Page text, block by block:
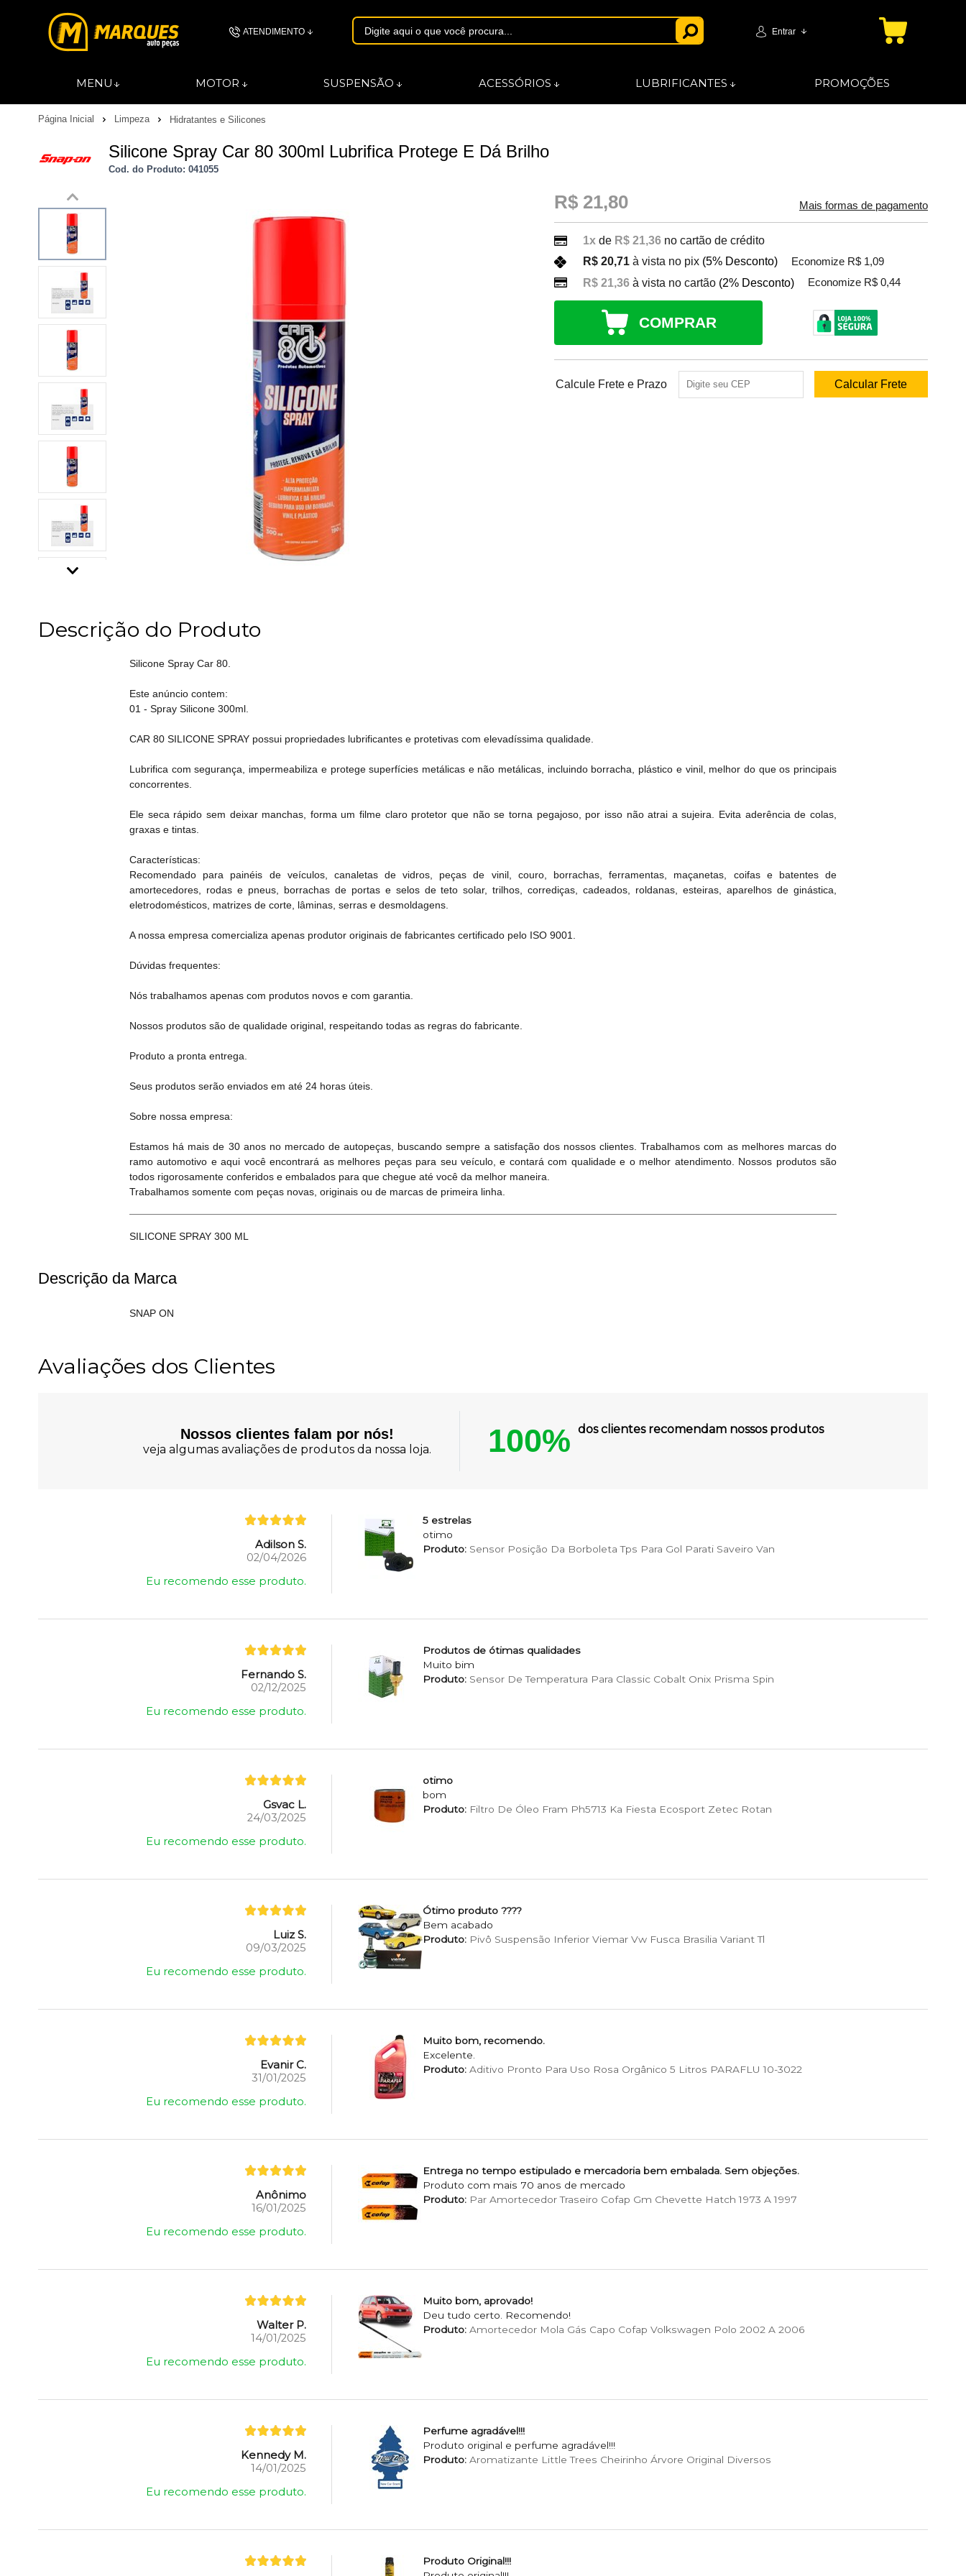
ATENDIMENTO Entrar
MENU MOTOR SUSPENSÃO ACESSÓRIOS LUBRIFICANTES PROMOÇÕES
Página Inicial Limpeza Hidratantes e Silicones
Silicone Spray Car 80 300ml Lubrifica Protege E Dá Brilho
Cod. do Produto: 041055
R$ 21,80 Mais formas de pagamento
1x de R$ 21,36 no cartão de crédito
R$ 20,71à vista no pix (5% Desconto) Economize R$ 1,09
R$ 21,36à vista no cartão (2% Desconto) Economize R$ 0,44
COMPRAR
Calcule Frete e Prazo
Descrição do Produto
Silicone Spray Car 80.
Este anúncio contem:
01 - Spray Silicone 300ml.
CAR 80 SILICONE SPRAY possui propriedades lubrificantes e protetivas com elevadíssima qualidade.
Lubrifica com segurança, impermeabiliza e protege superfícies metálicas e não metálicas, incluindo borracha, plástico e vinil, melhor do que os principais
concorrentes.
Ele seca rápido sem deixar manchas, forma um filme claro protetor que não se torna pegajoso, por isso não atrai a sujeira. Evita aderência de colas,
graxas e tintas.
Características:
Recomendado para painéis de veículos, canaletas de vidros, peças de vinil, couro, borrachas, ferramentas, maçanetas, coifas e batentes de
amortecedores, rodas e pneus, borrachas de portas e selos de teto solar, trilhos, corrediças, cadeados, roldanas, esteiras, aparelhos de ginástica,
eletrodomésticos, matrizes de corte, lâminas, serras e desmoldagens.
A nossa empresa comercializa apenas produtor originais de fabricantes certificado pelo ISO 9001.
Dúvidas frequentes:
Nós trabalhamos apenas com produtos novos e com garantia.
Nossos produtos são de qualidade original, respeitando todas as regras do fabricante.
Produto a pronta entrega.
Seus produtos serão enviados em até 24 horas úteis.
Sobre nossa empresa:
Estamos há mais de 30 anos no mercado de autopeças, buscando sempre a satisfação dos nossos clientes. Trabalhamos com as melhores marcas do
ramo automotivo e aqui você encontrará as melhores peças para seu veículo, e contará com qualidade e o melhor atendimento. Nossos produtos são
todos rigorosamente conferidos e embalados para que chegue até você da melhor maneira.
Trabalhamos somente com peças novas, originais ou de marcas de primeira linha.
SILICONE SPRAY 300 ML
Descrição da Marca
SNAP ON
Avaliações dos Clientes
Nossos clientes falam por nós!
veja algumas avaliações de produtos da nossa loja. 100% dos clientes recomendam nossos produtos
Adilson S.
02/04/2026
Eu recomendo esse produto.
5 estrelas
otimo
Produto:Sensor Posição Da Borboleta Tps Para Gol Parati Saveiro Van
Fernando S.
02/12/2025
Eu recomendo esse produto.
Produtos de ótimas qualidades
Muito bim
Produto:Sensor De Temperatura Para Classic Cobalt Onix Prisma Spin
Gsvac L.
24/03/2025
Eu recomendo esse produto.
otimo
bom
Produto:Filtro De Óleo Fram Ph5713 Ka Fiesta Ecosport Zetec Rotan
Luiz S.
09/03/2025
Eu recomendo esse produto.
Ótimo produto ????
Bem acabado
Produto:Pivô Suspensão Inferior Viemar Vw Fusca Brasilia Variant Tl
Evanir C.
31/01/2025
Eu recomendo esse produto.
Muito bom, recomendo.
Excelente.
Produto:Aditivo Pronto Para Uso Rosa Orgânico 5 Litros PARAFLU 10-3022
Anônimo
16/01/2025
Eu recomendo esse produto.
Entrega no tempo estipulado e mercadoria bem embalada. Sem objeções.
Produto com mais 70 anos de mercado
Produto:Par Amortecedor Traseiro Cofap Gm Chevette Hatch 1973 A 1997
Walter P.
14/01/2025
Eu recomendo esse produto.
Muito bom, aprovado!
Deu tudo certo. Recomendo!
Produto:Amortecedor Mola Gás Capo Cofap Volkswagen Polo 2002 A 2006
Kennedy M.
14/01/2025
Eu recomendo esse produto.
Perfume agradável!!!
Produto original e perfume agradável!!!
Produto:Aromatizante Little Trees Cheirinho Árvore Original Diversos
Produto Original!!!